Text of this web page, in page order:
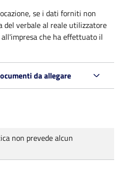
se i dati forniti non
del verbale al reale utilizzatore
che ha effettuato il
da allegare
non prevede alcun